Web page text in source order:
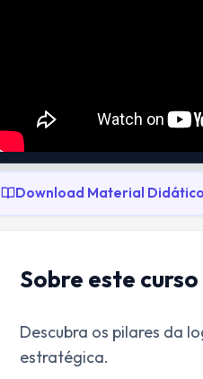
Download Material Didático
Sobre este curso
Descubra os pilares da
estratégica.